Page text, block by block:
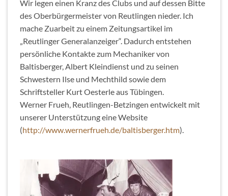
Wir legen einen Kranz des Clubs und auf dessen Bitte
des Oberbürgermeister von Reutlingen nieder. Ich
mache Zuarbeit zu einem Zeitungsartikel im
„Reutlinger Generalanzeiger“. Dadurch entstehen
persönliche Kontakte zum Mechaniker von
Baltisberger, Albert Kleindienst und zu seinen
Schwestern Ilse und Mechthild sowie dem
Schriftsteller Kurt Oesterle aus Tübingen.
Werner Frueh, Reutlingen-Betzingen entwickelt mit
unserer Unterstützung eine Website
(http://www.wernerfrueh.de/baltisberger.htm).